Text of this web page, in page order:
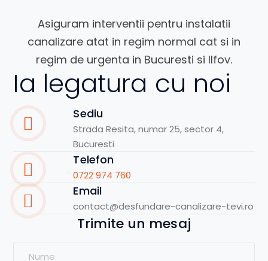
Asiguram interventii pentru instalatii
canalizare atat in regim normal cat si in
regim de urgenta in Bucuresti si Ilfov.
Ia legatura cu noi
Sediu
Strada Resita, numar 25, sector 4,
Bucuresti
Telefon
0722 974 760
Email
contact@desfundare-canalizare-tevi.ro
Trimite un mesaj